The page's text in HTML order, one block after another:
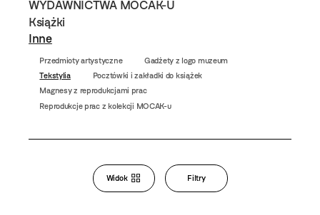
WYDAWNICTWA MOCAK-U
Książki
Inne
Przedmioty artystyczne
Gadżety z logo muzeum
Tekstylia
Pocztówki i zakładki do książek
Magnesy z reprodukcjami prac
Reprodukcje prac z kolekcji MOCAK-u
Bookstore
Zmiana
Widok Filtry